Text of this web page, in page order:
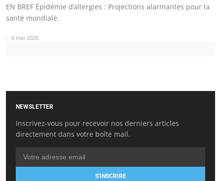
EN BREF Épidémie d’allergies : Projections alarmantes pour la
santé mondiale.
6 mai 2026
NEWSLETTER
Inscrivez-vous pour recevoir nos derniers articles
directement dans votre boîte mail.
S'INSCRIRE